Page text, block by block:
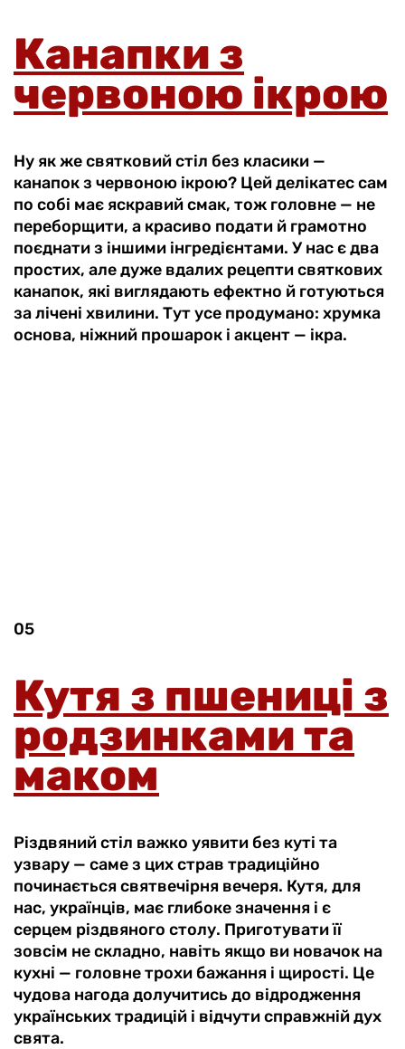
Канапки з
червоною ікрою
Ну як же святковий стіл без класики —
канапок з червоною ікрою? Цей делікатес сам
по собі має яскравий смак, тож головне — не
переборщити, а красиво подати й грамотно
поєднати з іншими інгредієнтами. У нас є два
простих, але дуже вдалих рецепти святкових
канапок, які виглядають ефектно й готуються
за лічені хвилини. Тут усе продумано: хрумка
основа, ніжний прошарок і акцент — ікра.
05
Кутя з пшениці з
родзинками та
маком
Різдвяний стіл важко уявити без куті та
узвару — саме з цих страв традиційно
починається святвечірня вечеря. Кутя, для
нас, українців, має глибоке значення і є
серцем різдвяного столу. Приготувати її
зовсім не складно, навіть якщо ви новачок на
кухні — головне трохи бажання і щирості. Це
чудова нагода долучитись до відродження
українських традицій і відчути справжній дух
свята.